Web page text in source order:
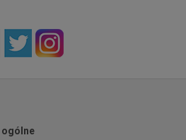
ogólne